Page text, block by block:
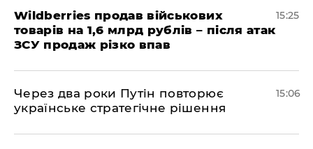
Wildberries продав військових
товарів на 1,6 млрд рублів – після атак
ЗСУ продаж різко впав
15:25
Через два роки Путін повторює
українське стратегічне рішення
15:06